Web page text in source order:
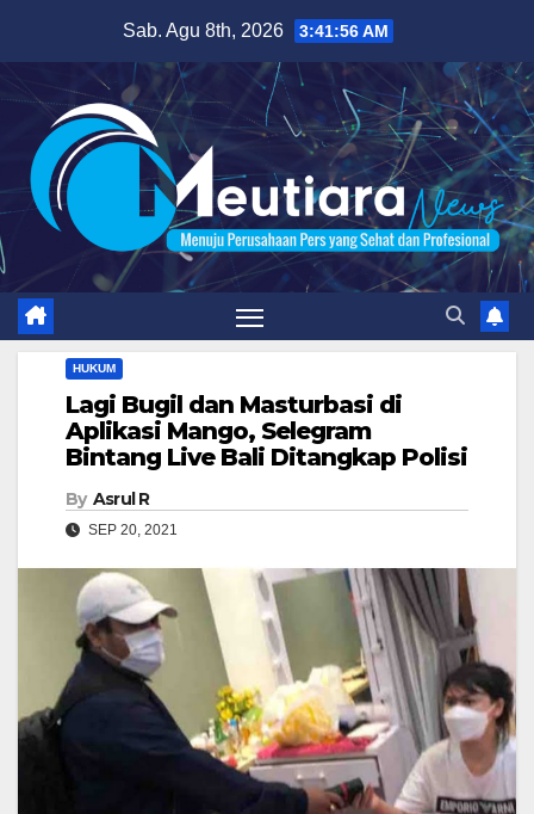
content
Sab. Agu 8th, 2026 3:41:57 AM
HUKUM
Lagi Bugil dan Masturbasi di
Aplikasi Mango, Selegram
Bintang Live Bali Ditangkap Polisi
By Asrul R
SEP 20, 2021